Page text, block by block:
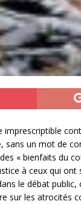
un mot de
« bienfaits du
à ceux qui
le débat
les atrocités